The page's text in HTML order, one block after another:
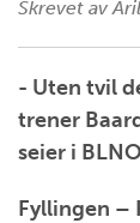
Skrevet av
- Uten tvil
trener
seier i
Fyllingen –